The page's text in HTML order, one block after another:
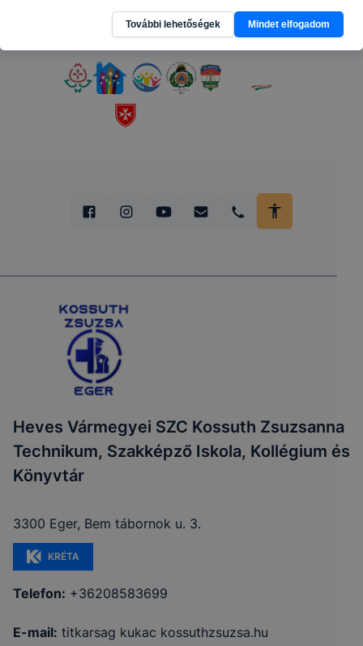
Heves Vármegyei SZC Kossuth Zsuzsanna
Technikum, Szakképző Iskola, Kollégium és
Könyvtár
3300 Eger, Bem tábornok u. 3.
KRÉTA
Telefon: +36208583699
E-mail: titkarsag kukac kossuthzsuzsa.hu
További lehetőségek Mindet elfogadom